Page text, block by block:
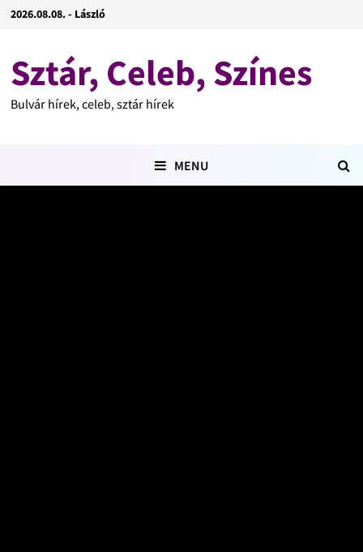
2026.08.08. - László
Sztár, Celeb, Színes
Bulvár hírek, celeb, sztár hírek
MENU